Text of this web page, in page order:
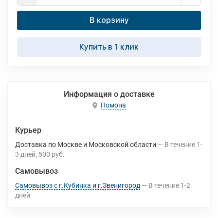
В корзину
Купить в 1 клик
Информация о доставке
Помона
Курьер
Доставка по Москве и Московской области В течение 1-
3 дней 500 руб.
Самовывоз
Самовывоз с г.Кубинка и г.Звенигород В течение 1-2
дней